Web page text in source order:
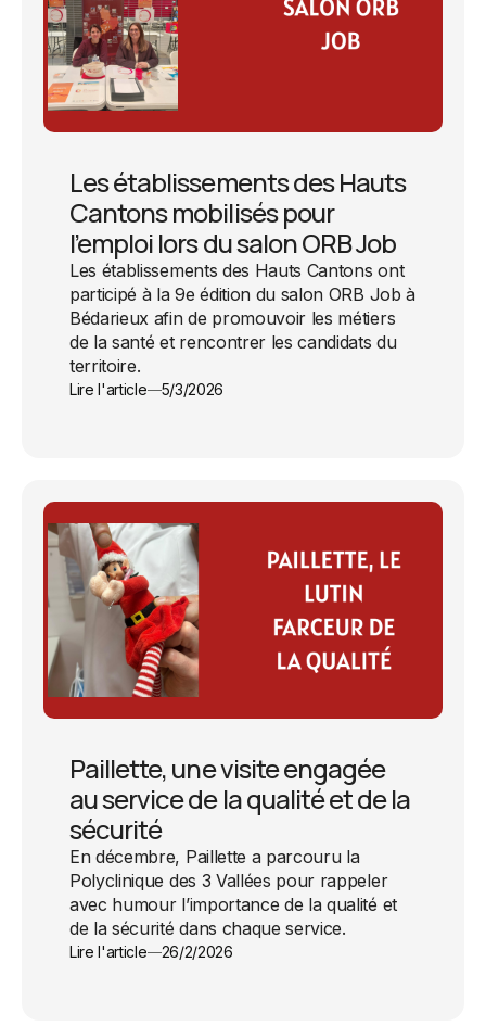
Les établissements des Hauts
Cantons mobilisés pour
l’emploi lors du salon ORB Job
Les établissements des Hauts Cantons ont
participé à la 9e édition du salon ORB Job à
Bédarieux afin de promouvoir les métiers
de la santé et rencontrer les candidats du
territoire.
Lire l'article 5/3/2026
Paillette, une visite engagée
au service de la qualité et de la
sécurité
En décembre, Paillette a parcouru la
Polyclinique des 3 Vallées pour rappeler
avec humour l’importance de la qualité et
de la sécurité dans chaque service.
Lire l'article 26/2/2026